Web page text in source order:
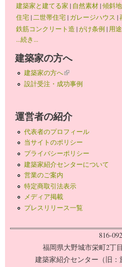
建築家と建てる家 | 自然素材|傾斜地
住宅|二世帯住宅| ガレージハウス |
鉄筋コンクリート造 |がけ条例 | 用
...続き...
建築家の方へ
建築家の方へ(link is external)
設計受注・成功事例
運営者の紹介
代表者のプロフィール
当サイトのポリシー
プライバシーポリシー
建築家紹介センターについて
営業のご案内
特定商取引法表示
メディア掲載
プレスリリース一覧
816-
福岡県大野城市栄町2丁
建築家紹介センター（旧：